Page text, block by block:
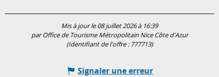
Mis à jour le 08 juillet 2026 à 16:39
par Office de Tourisme Métropolitain Nice Côte d'Azur
(Identifiant de l'offre : 777713)
Signaler une erreur